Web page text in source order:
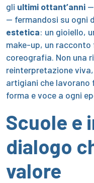
gli ultimi ottant’anni
— fermandosi su ogni
estetica: un gioiello,
make-up, un
coreografia. Non una
reinterpretazione
artigiani che lavorano
forma e voce a ogni
Scuole e
dialogo
valore